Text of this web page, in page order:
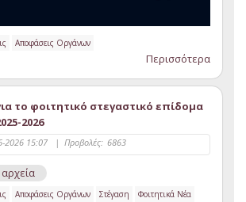
Αποφάσεις Οργάνων
Περισσότερα
το φοιτητικό στεγαστικό επίδομα
2026
2026 15:07 | Προβολές: 6863
Αποφάσεις Οργάνων Στέγαση Φοιτητικά Νέα